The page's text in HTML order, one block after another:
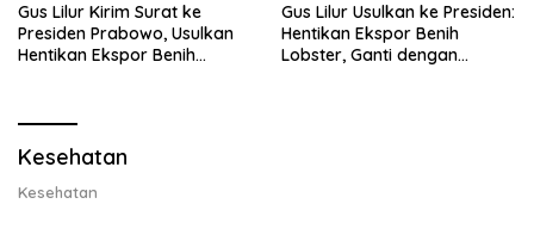
Gus Lilur Kirim Surat ke
Presiden Prabowo, Usulkan
Hentikan Ekspor Benih
Gus Lilur Usulkan ke Presiden:
Hentikan Ekspor Benih
Lobster, Ganti dengan
Kesehatan
Kesehatan